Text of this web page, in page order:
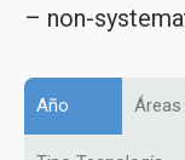
– non-
Año